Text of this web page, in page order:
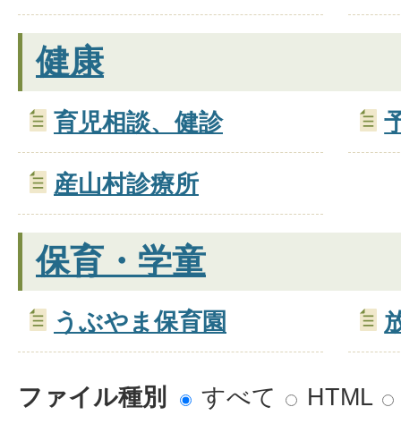
健康
育児相談、健診
産山村診療所
保育・学童
うぶやま保育園
ファイル種別 すべて HTML